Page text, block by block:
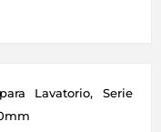
Lavatorio, Serie